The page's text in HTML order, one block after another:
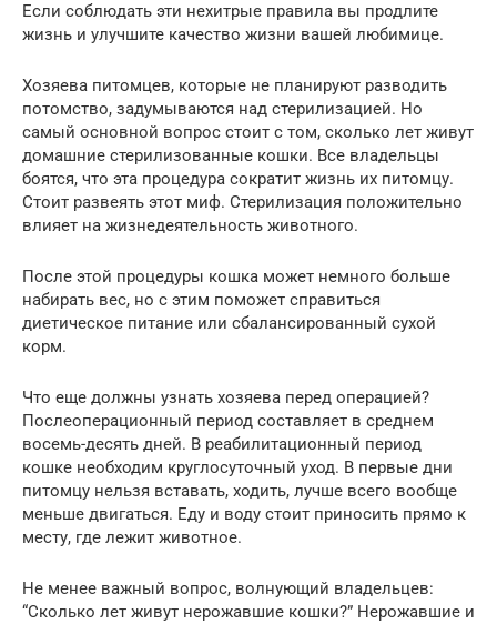
Если соблюдать эти нехитрые правила вы продлите
жизнь и улучшите качество жизни вашей любимице.
Хозяева питомцев, которые не планируют разводить
потомство, задумываются над стерилизацией. Но
самый основной вопрос стоит с том, сколько лет живут
домашние стерилизованные кошки. Все владельцы
боятся, что эта процедура сократит жизнь их питомцу.
Стоит развеять этот миф. Стерилизация положительно
влияет на жизнедеятельность животного.
После этой процедуры кошка может немного больше
набирать вес, но с этим поможет справиться
диетическое питание или сбалансированный сухой
корм.
Что еще должны узнать хозяева перед операцией?
Послеоперационный период составляет в среднем
восемь-десять дней. В реабилитационный период
кошке необходим круглосуточный уход. В первые дни
питомцу нельзя вставать, ходить, лучше всего вообще
меньше двигаться. Еду и воду стоит приносить прямо к
месту, где лежит животное.
Не менее важный вопрос, волнующий владельцев:
“Сколько лет живут нерожавшие кошки?” Нерожавшие и